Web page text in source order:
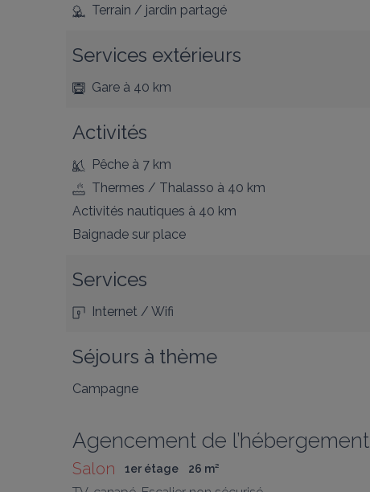
Terrain / jardin partagé
Services extérieurs
Gare à 40 km
Activités
Pêche à 7 km
Thermes / Thalasso à 40 km
Activités nautiques à 40 km
Baignade sur place
Services
Internet / Wifi
Séjours à thème
Campagne
Agencement de l’hébergement
Salon 1er étage 26 m²